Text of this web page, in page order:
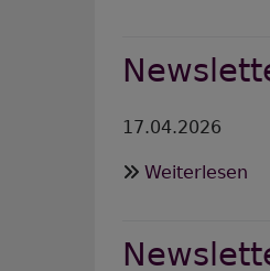
17.04.2026
Weiterlesen